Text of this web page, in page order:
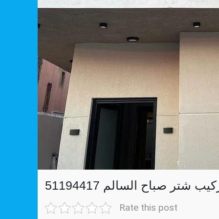
شتر صباح السالم 51194417
Rate this post